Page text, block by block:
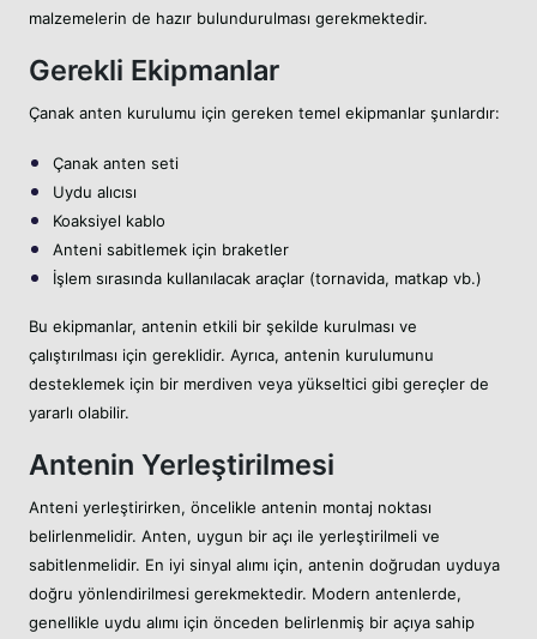
malzemelerin de hazır bulundurulması gerekmektedir.
Gerekli Ekipmanlar
Çanak anten kurulumu için gereken temel ekipmanlar şunlardır:
Çanak anten seti
Uydu alıcısı
Koaksiyel kablo
Anteni sabitlemek için braketler
İşlem sırasında kullanılacak araçlar (tornavida, matkap vb.)
Bu ekipmanlar, antenin etkili bir şekilde kurulması ve
çalıştırılması için gereklidir. Ayrıca, antenin kurulumunu
desteklemek için bir merdiven veya yükseltici gibi gereçler de
yararlı olabilir.
Antenin Yerleştirilmesi
Anteni yerleştirirken, öncelikle antenin montaj noktası
belirlenmelidir. Anten, uygun bir açı ile yerleştirilmeli ve
sabitlenmelidir. En iyi sinyal alımı için, antenin doğrudan uyduya
doğru yönlendirilmesi gerekmektedir. Modern antenlerde,
genellikle uydu alımı için önceden belirlenmiş bir açıya sahip